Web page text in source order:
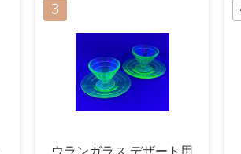
ウランガラス デザート用